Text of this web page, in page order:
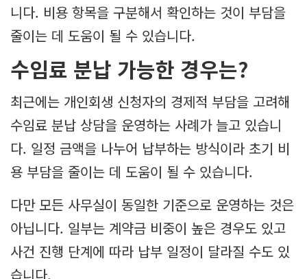
니다. 비용 항목을 구분해서 확인하는 것이 부담을
줄이는 데 도움이 될 수 있습니다.
수임료 분납 가능한 경우는?
최근에는 개인회생 신청자의 경제적 부담을 고려해
수임료 분납 상담을 운영하는 사례가 늘고 있습니
다. 일정 금액을 나누어 납부하는 방식이라 초기 비
용 부담을 줄이는 데 도움이 될 수 있습니다.
다만 모든 사무실이 동일한 기준으로 운영하는 것은
아닙니다. 일부는 계약금 비중이 높은 경우도 있고
사건 진행 단계에 따라 납부 일정이 달라질 수도 있
습니다.